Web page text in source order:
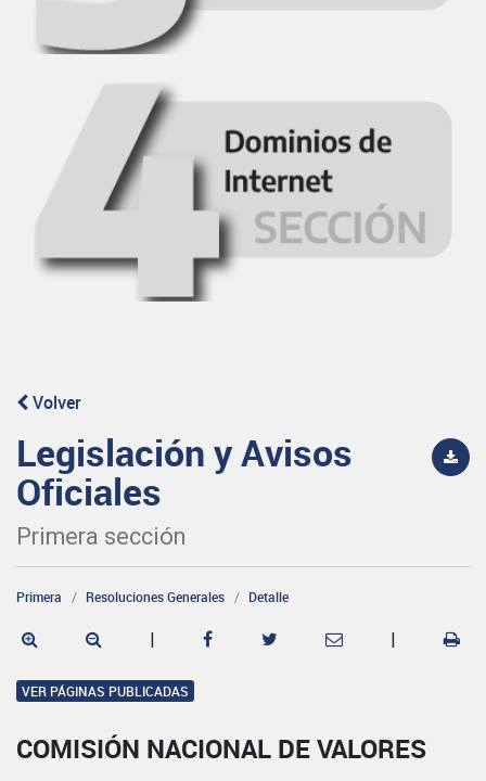
Volver
Legislación y Avisos
Oficiales
Primera sección
Primera Resoluciones Generales Detalle
| |
VER PÁGINAS PUBLICADAS
COMISIÓN NACIONAL DE VALORES